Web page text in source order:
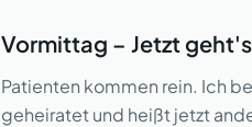
Vormittag – Jetzt
Patienten kommen rein. Ich
geheiratet und heißt jetzt